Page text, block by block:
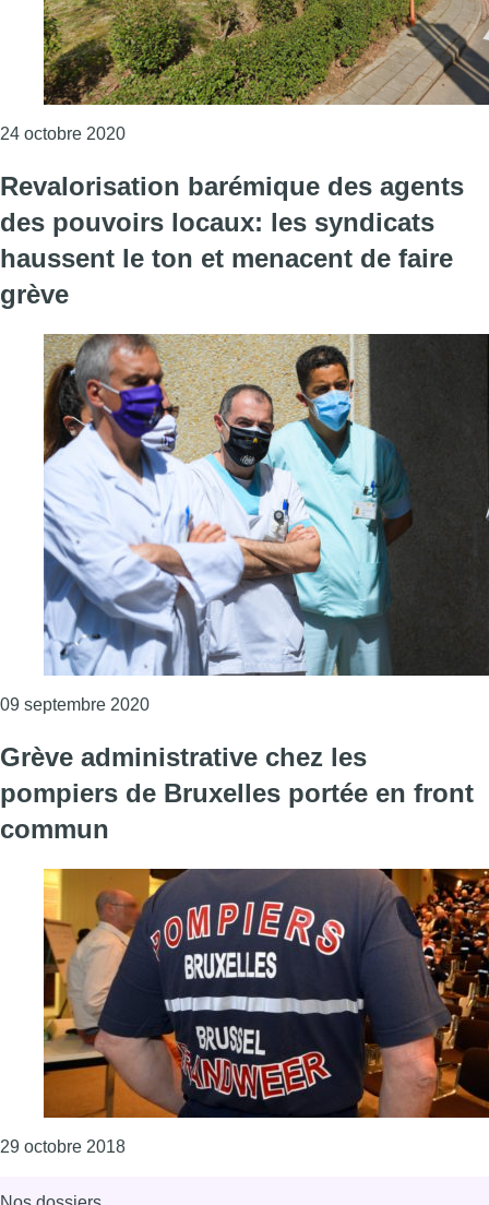
24 octobre 2020Consulter l'article "La direction du CPAS de
Revalorisation barémique des agents
des pouvoirs locaux: les syndicats
haussent le ton et menacent de faire
grève
09 septembre 2020Consulter l'article "Revalorisation
Grève administrative chez les
pompiers de Bruxelles portée en front
commun
29 octobre 2018Consulter l'article "Grève administrative chez